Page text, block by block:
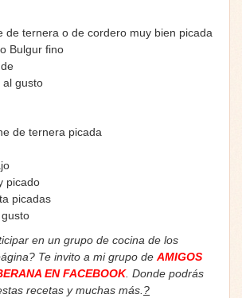
de ternera o de cordero muy bien picada
Bulgur fino
al gusto
de ternera picada
picado
picadas
en un grupo de cocina de los
Te invito a mi grupo de AMIGOS
EN FACEBOOK. Donde podrás
recetas y muchas más. ?